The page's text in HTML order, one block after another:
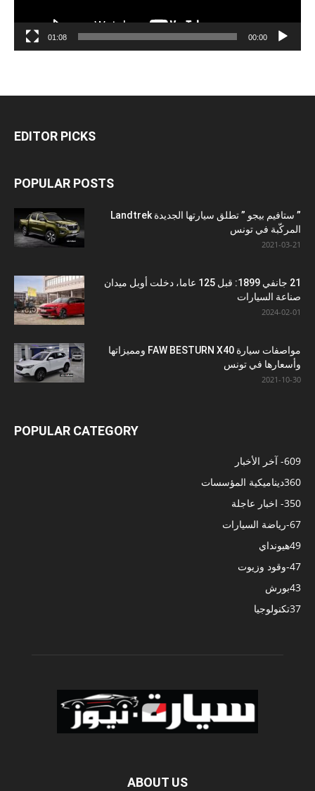
00:00
01:08
EDITOR PICKS
POPULAR POSTS
” ستافيم بيجو ” تطلق سيارتها الجديدة Landtrek
المركّبة في تونس
2021-03-21
21 جانفي 1899: قبل 125 عاما، دخلت أوبل ميدان
صناعة السيارات
2024-02-01
مواصفات سيارة FAW BESTURN X40 ومميزاتها
وأسعارها في تونس
2021-10-30
POPULAR CATEGORY
- آخر الأخبار609
ديناميكية المؤسسات360
- اخبار عاجلة350
-رياضة السيارات67
هيونداي49
-وقود وزيوت47
بورش43
تكنولوجيا37
ABOUT US